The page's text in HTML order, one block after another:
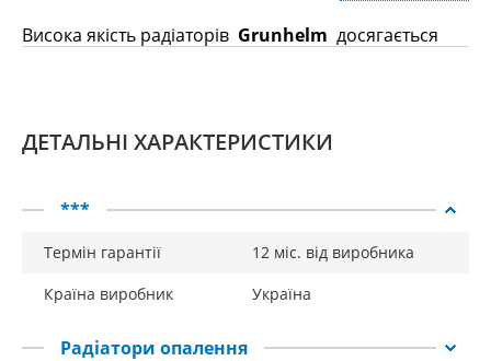
Висока якість радіаторів Grunhelm досягається
Особливості:
високий рівень ККД;
сучасний дизайн;
високоякісна сталь;
ДЕТАЛЬНІ ХАРАКТЕРИСТИКИ
***
Термін гарантії
12 міс. від виробника
Країна виробник
Україна
Радіатори опалення